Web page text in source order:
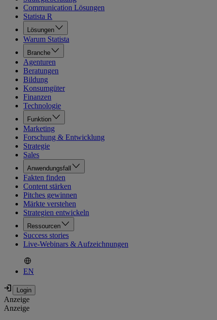
Communication Lösungen
Statista R
Lösungen
Warum Statista
Branche
Agenturen
Beratungen
Bildung
Konsumgüter
Finanzen
Technologie
Funktion
Marketing
Forschung & Entwicklung
Strategie
Sales
Anwendungsfall
Fakten finden
Content stärken
Pitches gewinnen
Märkte verstehen
Strategien entwickeln
Ressourcen
Success stories
Live-Webinars & Aufzeichnungen
EN
Anzeige
Anzeige